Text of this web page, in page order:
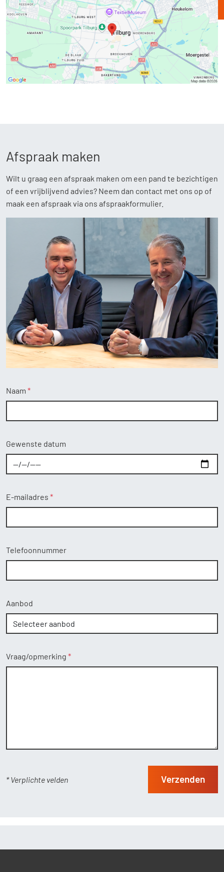
Home
Aanbod
Diensten
Over ons
Contact
Afspraak maken
Wilt u graag een afspraak maken om een pand te bezichtigen
of een vrijblijvend advies? Neem dan contact met ons op of
maak een afspraak via ons afspraakformulier.
Naam
Gewenste datum
E-mailadres
Telefoonnummer
Aanbod
Vraag/opmerking
* Verplichte velden Verzenden